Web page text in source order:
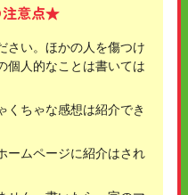
意点★
さい。ほかの人を傷つけ
個人的なことは書いては
くちゃな感想は紹介でき
ームページに紹介はされ